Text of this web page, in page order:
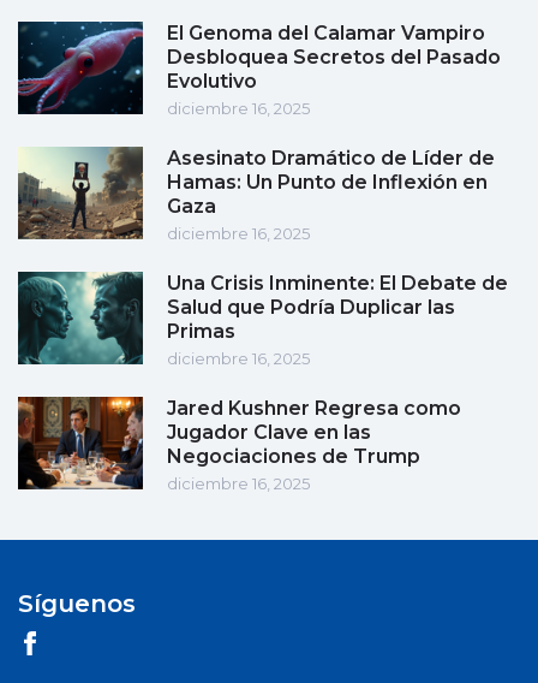
El Genoma del Calamar Vampiro
Desbloquea Secretos del Pasado
Evolutivo
diciembre 16, 2025
Asesinato Dramático de Líder de
Hamas: Un Punto de Inflexión en
Gaza
diciembre 16, 2025
Una Crisis Inminente: El Debate de
Salud que Podría Duplicar las
Primas
diciembre 16, 2025
Jared Kushner Regresa como
Jugador Clave en las
Negociaciones de Trump
diciembre 16, 2025
Síguenos